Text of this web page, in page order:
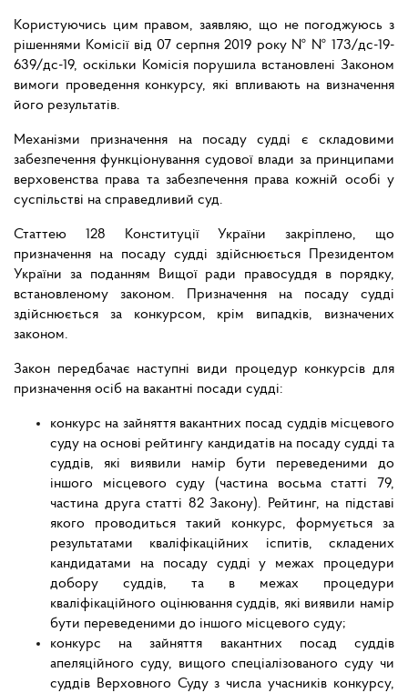
Користуючись цим правом, заявляю, що не погоджуюсь з
рішеннями Комісії від 07 серпня 2019 року № № 173/дс-19-
639/дс-19, оскільки Комісія порушила встановлені Законом
вимоги проведення конкурсу, які впливають на визначення
його результатів.
Механізми призначення на посаду судді є складовими
забезпечення функціонування судової влади за принципами
верховенства права та забезпечення права кожній особі у
суспільстві на справедливий суд.
Статтею 128 Конституції України закріплено, що
призначення на посаду судді здійснюється Президентом
України за поданням Вищої ради правосуддя в порядку,
встановленому законом. Призначення на посаду судді
здійснюється за конкурсом, крім випадків, визначених
законом.
Закон передбачає наступні види процедур конкурсів для
призначення осіб на вакантні посади судді:
конкурс на зайняття вакантних посад суддів місцевого
суду на основі рейтингу кандидатів на посаду судді та
суддів, які виявили намір бути переведеними до
іншого місцевого суду (частина восьма статті 79,
частина друга статті 82 Закону). Рейтинг, на підставі
якого проводиться такий конкурс, формується за
результатами кваліфікаційних іспитів, складених
кандидатами на посаду судді у межах процедури
добору суддів, та в межах процедури
кваліфікаційного оцінювання суддів, які виявили намір
бути переведеними до іншого місцевого суду;
конкурс на зайняття вакантних посад суддів
апеляційного суду, вищого спеціалізованого суду чи
суддів Верховного Суду з числа учасників конкурсу,